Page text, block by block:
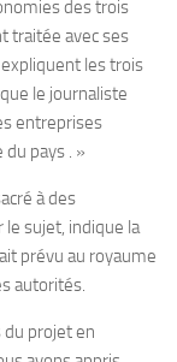
des trois
traitée avec ses
les trois
le journaliste
entreprises
pays . »
à des
sujet, indique la
prévu au royaume
autorités.
du projet en